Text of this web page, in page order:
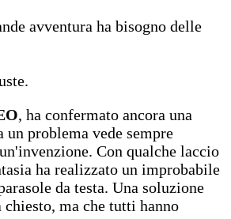
avventura ha bisogno delle
, ha confermato ancora una
un problema vede sempre
Con qualche laccio
ha realizzato un improbabile
da testa. Una soluzione
chiesto, ma che tutti hanno